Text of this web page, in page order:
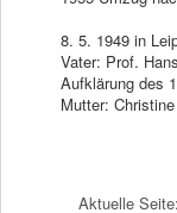
8. 5. 1949 in
Vater: Prof.
Aufklärung des
Mutter:
Aktuelle Seite: